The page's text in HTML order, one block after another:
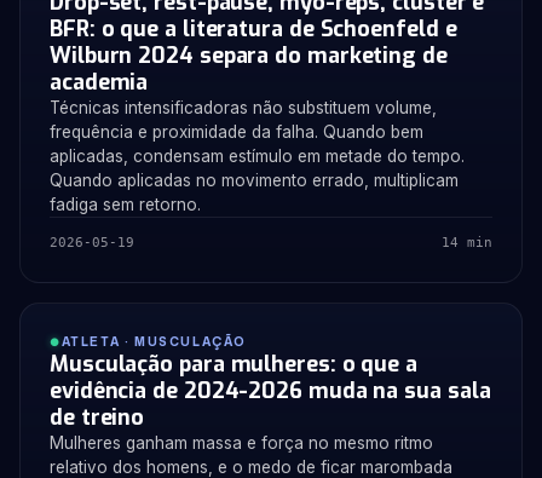
BFR: o que a literatura de Schoenfeld e
Wilburn 2024 separa do marketing de
academia
Técnicas intensificadoras não substituem volume,
frequência e proximidade da falha. Quando bem
aplicadas, condensam estímulo em metade do tempo.
Quando aplicadas no movimento errado, multiplicam
fadiga sem retorno.
2026-05-19 14 min
ATLETA · MUSCULAÇÃO
Musculação para mulheres: o que a
evidência de 2024-2026 muda na sua sala
de treino
Mulheres ganham massa e força no mesmo ritmo
relativo dos homens, e o medo de ficar marombada